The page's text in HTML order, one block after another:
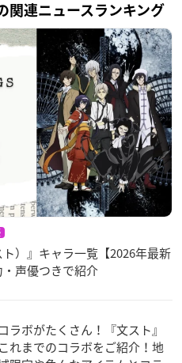
関連ニュースランキング
）』キャラ一覧【2026年最新
声優つきで紹介
コラボがたくさん！『文スト』
これまでのコラボをご紹介！地